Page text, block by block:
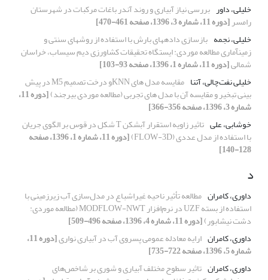
خلیلی، داور بررسی نیاز آبیاری و روند آندر باغات مرکبات در شهرستان
رامسر[دوره 11، شماره 3، 1396، صفحه 461-470]
خلیلی، نجمه بازسازی دادههای بارش با استفاده از روشهای سنتی و
زمینآماری مطالعه موردی: ایستگاه تحقیقات کشاورزی دیم سیساب، خراسان
شمالی[دوره 11، شماره 1، 1396، صفحه 93-103]
خلیلی نفت‌چالی، آتنا
مقایسه مدل های KNNو درخت تصمیم M5 در پیش
بینی تبخیر و مقایسه آن با مدل های تجربی (مطالعه موردی بیرجند) [دوره 11،
شماره 3، 1396، صفحه 356-366]
خوشابی، علی
تاثیر زاویه استقرار آبشکن T شکل در قوس بر الگوی جریان
با استفاده از مدل عددی (FLOW-3D) [دوره 11، شماره 1، 1396، صفحه
128-140]
د
داوری، کامران مطالعه تأثیر ناحیه غیراشباع در مدل‌سازی آب زیرزمینی با
استفاده از بسته UZF در نرم‌افزار MODFLOW-NWT (مطالعه موردی:
دشت نیشابور)[دوره 11، شماره 4، 1396، صفحه 496-509]
داوری، کامران ارایه معادله عمومی پسروی آب در آبیاری نواری [دوره 11،
شماره 5، 1396، صفحه 722-735]
داوری، کامران تاثیر سطوح مختلف آبیاری و شوری بر شاخص‌های